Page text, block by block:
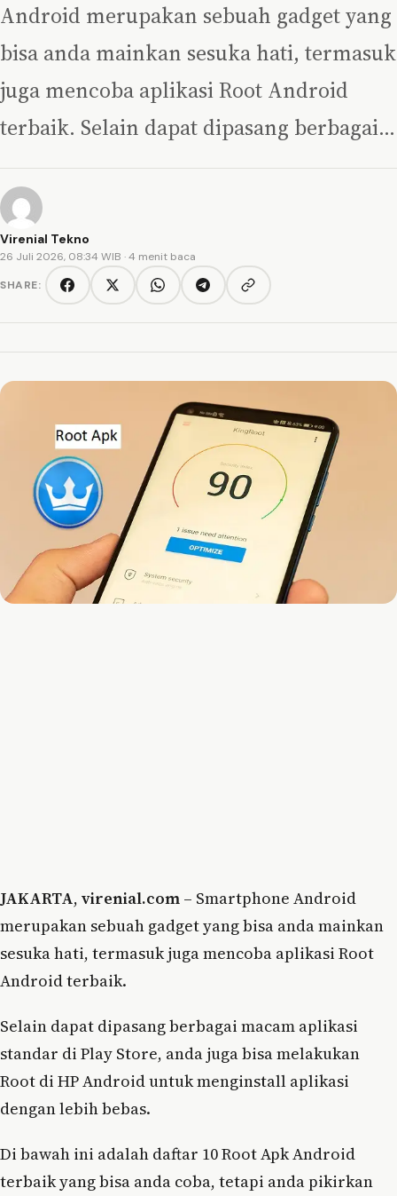
Android merupakan sebuah gadget yang
bisa anda mainkan sesuka hati, termasuk
juga mencoba aplikasi Root Android
terbaik. Selain dapat dipasang berbagai…
Virenial Tekno
26 Juli 2026, 08:34 WIB · 4 menit baca
SHARE:
FacebookTwitter/XWhatsAppTelegramCopy link
JAKARTA, virenial.com – Smartphone Android
merupakan sebuah gadget yang bisa anda mainkan
sesuka hati, termasuk juga mencoba aplikasi Root
Android terbaik.
Selain dapat dipasang berbagai macam aplikasi
standar di Play Store, anda juga bisa melakukan
Root di HP Android untuk menginstall aplikasi
dengan lebih bebas.
Di bawah ini adalah daftar 10 Root Apk Android
terbaik yang bisa anda coba, tetapi anda pikirkan